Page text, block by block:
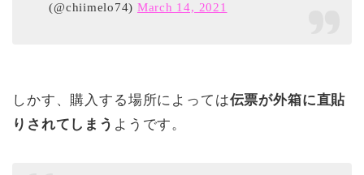
(@chiimelo74) March 14, 2021
しかす、購入する場所によっては伝票が外箱に直貼
りされてしまう ようです。